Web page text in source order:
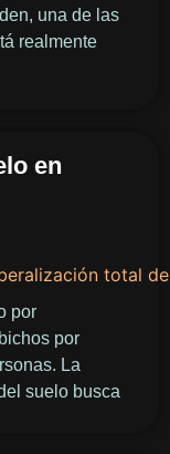
una de las
realmente
en
por
por
La
suelo busca